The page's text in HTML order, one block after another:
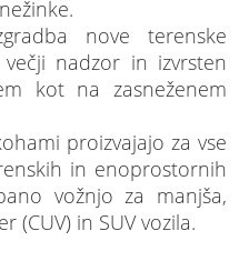
nove terenske
nadzor in izvrsten
kot na zasneženem
proizvajajo za vse
in enoprostornih
vožnjo za manjša,
(CUV) in SUV vozila.